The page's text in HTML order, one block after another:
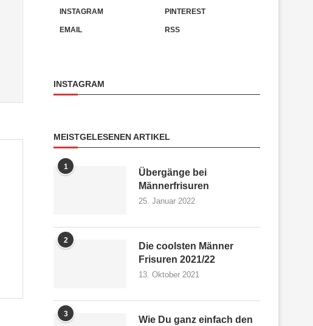
INSTAGRAM PINTEREST
EMAIL RSS
INSTAGRAM
MEISTGELESENEN ARTIKEL
1
Übergänge bei
Männerfrisuren
25. Januar 2022
2
Die coolsten Männer
Frisuren 2021/22
13. Oktober 2021
3
Wie Du ganz einfach den